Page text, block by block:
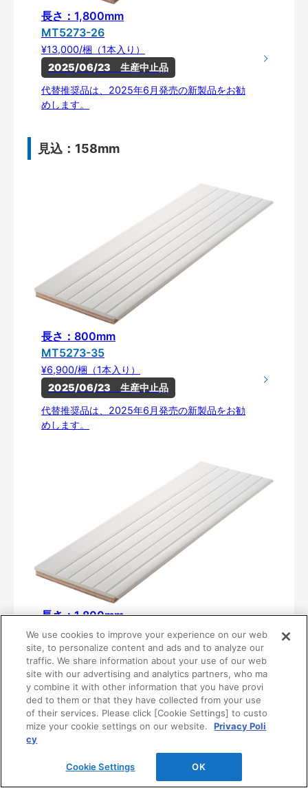
長さ：1,800mm
MT5273-26
¥13,000/梱（1本入り）
2025/06/23　生産中止品
代替推奨品は、2025年6月発売の新製品をお勧
めします。
見込：158mm
長さ：800mm
MT5273-35
¥6,900/梱（1本入り）
2025/06/23　生産中止品
代替推奨品は、2025年6月発売の新製品をお勧
めします。
長さ：1,800mm
MT5273-36
¥15,100/梱（1本入り）
2025/06/23　生産中止品
代替推奨品は、2025年6月発売の新製品をお勧
めします。
We use cookies to improve your experience on our web
site, to personalize content and ads and to analyze our
traffic. We share information about your use of our web
site with our advertising and analytics partners, who ma
y combine it with other information that you have provi
ded to them or that they have collected from your use
of their services. Please click [Cookie Settings] to custo
mize your cookie settings on our website.
Privacy Poli
cy
Cookie Settings OK